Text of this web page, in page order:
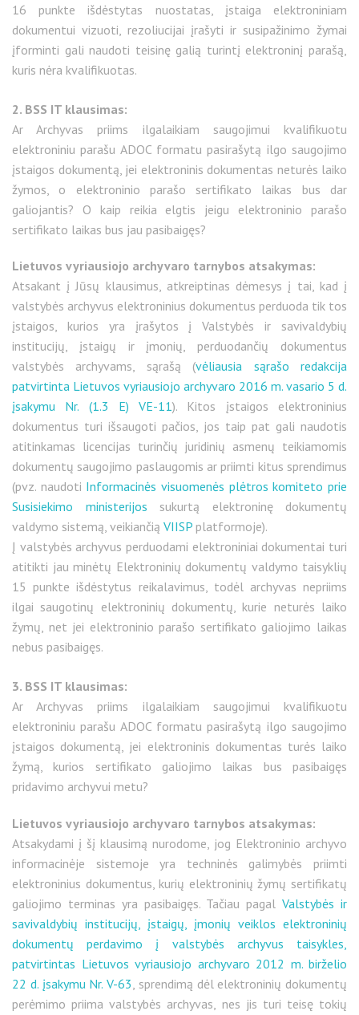
16 punkte išdėstytas nuostatas, įstaiga elektroniniam
dokumentui vizuoti, rezoliucijai įrašyti ir susipažinimo žymai
įforminti gali naudoti teisinę galią turintį elektroninį parašą,
kuris nėra kvalifikuotas.
2. BSS IT klausimas:
Ar Archyvas priims ilgalaikiam saugojimui kvalifikuotu
elektroniniu parašu ADOC formatu pasirašytą ilgo saugojimo
įstaigos dokumentą, jei elektroninis dokumentas neturės laiko
žymos, o elektroninio parašo sertifikato laikas bus dar
galiojantis? O kaip reikia elgtis jeigu elektroninio parašo
sertifikato laikas bus jau pasibaigęs?
Lietuvos vyriausiojo archyvaro tarnybos atsakymas:
Atsakant į Jūsų klausimus, atkreiptinas dėmesys į tai, kad į
valstybės archyvus elektroninius dokumentus perduoda tik tos
įstaigos, kurios yra įrašytos į Valstybės ir savivaldybių
institucijų, įstaigų ir įmonių, perduodančių dokumentus
valstybės archyvams, sąrašą (vėliausia sąrašo redakcija
patvirtinta Lietuvos vyriausiojo archyvaro 2016 m. vasario 5 d.
įsakymu Nr. (1.3 E) VE-11). Kitos įstaigos elektroninius
dokumentus turi išsaugoti pačios, jos taip pat gali naudotis
atitinkamas licencijas turinčių juridinių asmenų teikiamomis
dokumentų saugojimo paslaugomis ar priimti kitus sprendimus
(pvz. naudoti Informacinės visuomenės plėtros komiteto prie
Susisiekimo ministerijos sukurtą elektroninę dokumentų
valdymo sistemą, veikiančią VIISP platformoje).
Į valstybės archyvus perduodami elektroniniai dokumentai turi
atitikti jau minėtų Elektroninių dokumentų valdymo taisyklių
15 punkte išdėstytus reikalavimus, todėl archyvas nepriims
ilgai saugotinų elektroninių dokumentų, kurie neturės laiko
žymų, net jei elektroninio parašo sertifikato galiojimo laikas
nebus pasibaigęs.
3. BSS IT klausimas:
Ar Archyvas priims ilgalaikiam saugojimui kvalifikuotu
elektroniniu parašu ADOC formatu pasirašytą ilgo saugojimo
įstaigos dokumentą, jei elektroninis dokumentas turės laiko
žymą, kurios sertifikato galiojimo laikas bus pasibaigęs
pridavimo archyvui metu?
Lietuvos vyriausiojo archyvaro tarnybos atsakymas:
Atsakydami į šį klausimą nurodome, jog Elektroninio archyvo
informacinėje sistemoje yra techninės galimybės priimti
elektroninius dokumentus, kurių elektroninių žymų sertifikatų
galiojimo terminas yra pasibaigęs. Tačiau pagalValstybės ir
savivaldybių institucijų, įstaigų, įmonių veiklos elektroninių
dokumentų perdavimo į valstybės archyvus taisykles,
patvirtintas Lietuvos vyriausiojo archyvaro 2012 m. birželio
22 d. įsakymu Nr. V-63, sprendimą dėl elektroninių dokumentų
perėmimo priima valstybės archyvas, nes jis turi teisę tokių